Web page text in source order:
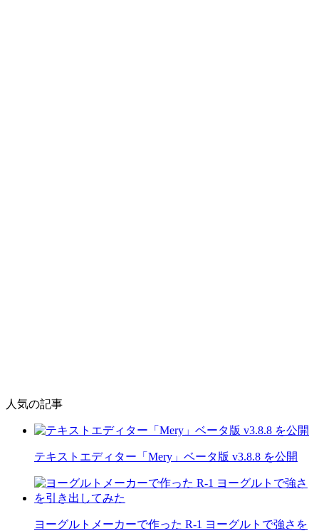
人気の記事
テキストエディター「Mery」ベータ版 v3.8.8 を公開
ヨーグルトメーカーで作った R-1 ヨーグルトで強さを